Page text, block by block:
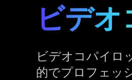
ビデ
ビデオコパイロ
的でプロフェッ